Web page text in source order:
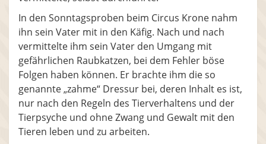
In den Sonntagsproben beim Circus Krone nahm
ihn sein Vater mit in den Käfig. Nach und nach
vermittelte ihm sein Vater den Umgang mit
gefährlichen Raubkatzen, bei dem Fehler böse
Folgen haben können. Er brachte ihm die so
genannte „zahme“ Dressur bei, deren Inhalt es ist,
nur nach den Regeln des Tierverhaltens und der
Tierpsyche und ohne Zwang und Gewalt mit den
Tieren leben und zu arbeiten.